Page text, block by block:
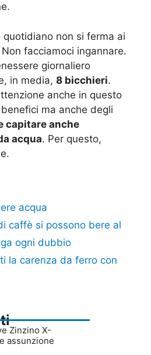
non si ferma ai
facciamoci ingannare.
giornaliero
in media, 8 bicchieri.
anche in questo
ma anche degli
capitare anche
acqua. Per questo,
acqua
caffè si possono bere al
ogni dubbio
la carenza da ferro con
Zinzino X-
assunzione